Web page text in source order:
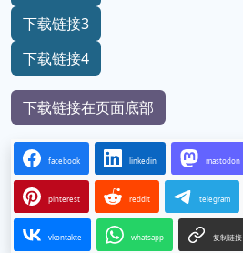
下载链接3
下载链接4
下载链接在页面底部
facebook linkedin mastodon
pinterest reddit telegram
vkontakte whatsapp 复制链接